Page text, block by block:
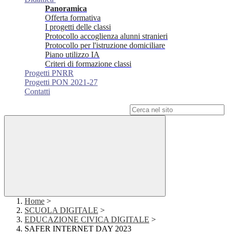
Panoramica
Offerta formativa
I progetti delle classi
Protocollo accoglienza alunni stranieri
Protocollo per l'istruzione domiciliare
Piano utilizzo IA
Criteri di formazione classi
Progetti PNRR
Progetti PON 2021-27
Contatti
Home >
SCUOLA DIGITALE >
EDUCAZIONE CIVICA DIGITALE >
SAFER INTERNET DAY 2023